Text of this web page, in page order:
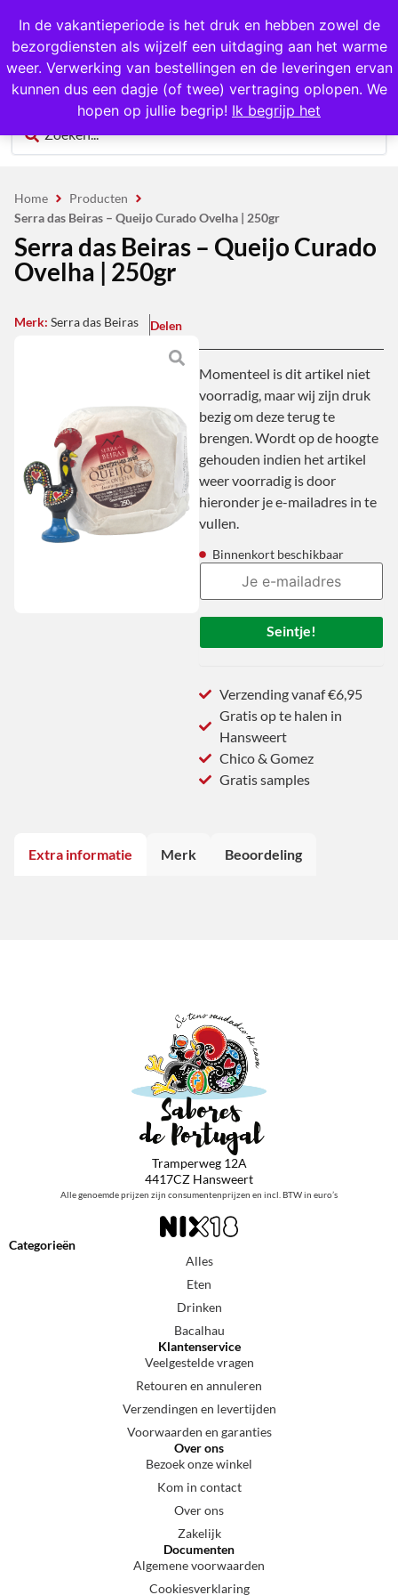
In de vakantieperiode is het druk en hebben zowel de
bezorgdiensten als wijzelf een uitdaging aan het warme
weer. Verwerking van bestellingen en de leveringen ervan
kunnen dus een dagje (of twee) vertraging oplopen. We
hopen op jullie begrip! Ik begrijp het
1000+ producten op voorraad
0
Home
Producten
Serra das Beiras – Queijo Curado Ovelha | 250gr
Serra das Beiras – Queijo Curado
Ovelha | 250gr
Merk: Serra das Beiras Delen
Momenteel is dit artikel niet
voorradig, maar wij zijn druk
bezig om deze terug te
brengen. Wordt op de hoogte
gehouden indien het artikel
weer voorradig is door
hieronder je e-mailadres in te
vullen.
Binnenkort beschikbaar
Seintje!
Verzending vanaf €6,95
Gratis op te halen in
Hansweert
Chico & Gomez
Gratis samples
Extra informatie Merk Beoordeling
Tramperweg 12A
4417CZ Hansweert
Alle genoemde prijzen zijn consumentenprijzen en incl. BTW in euro’s
Categorieën
Alles
Eten
Drinken
Bacalhau
Klantenservice
Veelgestelde vragen
Retouren en annuleren
Verzendingen en levertijden
Voorwaarden en garanties
Over ons
Bezoek onze winkel
Kom in contact
Over ons
Zakelijk
Documenten
Algemene voorwaarden
Cookiesverklaring